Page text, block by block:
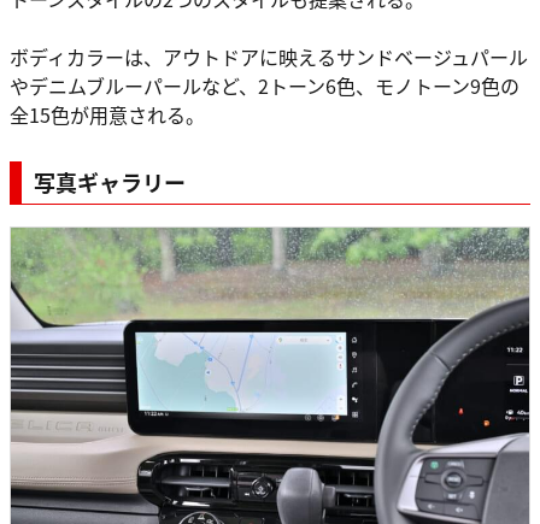
ボディカラーは、アウトドアに映えるサンドベージュパール
やデニムブルーパールなど、2トーン6色、モノトーン9色の
全15色が用意される。
写真ギャラリー